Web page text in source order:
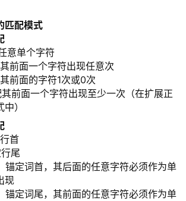
匹配模式
意单个字符
前面一个字符出现任意次
前面的字符1次或0次
前面一个字符出现至少一次（在扩展正
）
首
尾
定词首，其后面的任意字符必须作为单
现
定词尾，其前面的任意字符必须作为单